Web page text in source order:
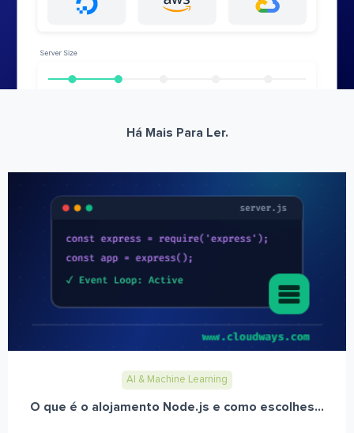
Há Mais Para Ler.
AI & Machine Learning
O que é o alojamento Node.js e como escolhes...